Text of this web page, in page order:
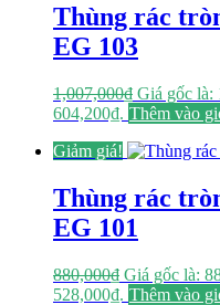
Thùng rác
EG 103
1,007,000₫ Giá gốc là:
604,200₫. Thêm vào
Giảm giá!
Thùng rác
EG 101
880,000₫ Giá gốc là:
528,000₫. Thêm vào